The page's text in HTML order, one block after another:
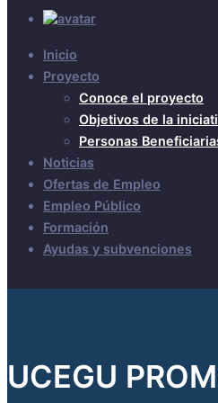
Inicio
Proyecto
Conoce el proyecto
Objetivos de la
Personas
Noticias
Ofertas de Empleo
Empleo Público
Formación
Ayudas y subvenciones
UCEGU